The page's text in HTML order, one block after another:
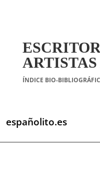
ÍNDICE BIO-
españolito.es